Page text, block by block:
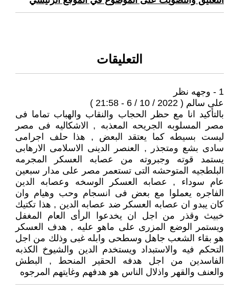
التعليقات
1 - وجهه نظر
على سالم ( 2022 / 10 / 6 - 21:58 )
بالتأكيد انا مع حظر الحجاب والنقاب والهباب تماما فى
مصر المسلوبه الجريحه المعذبه , الاشكاليه فى مصر
ليست بسيطه كما يعتقد البعض , هذا حلف اجرامى
سادى بشع ومتجذر , العنصر الدينى الاسلامى الارهابى
يستمد قوته وجبروته من عصابه العسكر المجرمه
البلطجيه المتوحشه التى تستعمر مصر على مدار سبعين
عام سوداء , عصابه العسكر الوسخه وعصابه الدين
الفاجره يعملوا مع بعض فى انسجام وحب وهيام وان
كان يبدو ان عصابه العسكر ضد عصابه الدين , هذا تكتيك
خبيث وقذر من اجل ان يخدعوا الرأى العام المغفل
ويستمر الوضع المزرى على ماهو عليه , هدف العسكر
هو بقاء الشعب جاهل وسطحى وابله غبى وذلك من اجل
التحكم فيه والاستبداد ويستخدم الدين والشيوخ الكذبه
الفاسدين من اجل هدفه الحقير المنحط , البطش
والعنف والقهر واذلال الناس هو هدفهم وغايتهم المرجوه